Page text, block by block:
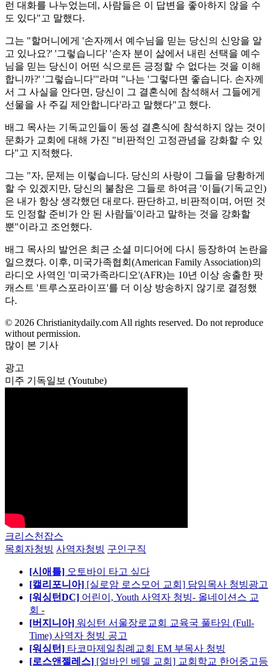
런 대화를 나누었는데, 사람들은 이 답변을 좋아하지 않을 수
도 있다"고 말했다.
그는 "할머니에게 '손자께서 예수님을 믿는 당신의 신앙을 알
고 있나요?' '그렇습니다' '손자 분이 삶에서 내린 선택을 예수
님을 믿는 당신이 어떤 식으로든 긍정할 수 없다는 것을 이해
합니까?' '그렇습니다'"라며 "나는 '그렇다면 좋습니다. 손자께
서 그 사실을 안다면, 당신이 그 결혼식에 참석해서 그들에게
선물을 사 주길 제안합니다'라고 말했다"고 했다.
배그 목사는 기독교인들이 동성 결혼식에 참석하지 않는 것이
문화가 교회에 대해 가진 "비판적인 고정관념을 강화할 수 있
다"고 지적했다.
그는 "자, 문제는 이렇습니다. 당신의 사랑이 그들을 당황하게
할 수 있겠지만, 당신의 불참은 그들로 하여금 '이들(기독교인)
은 내가 항상 생각했던 대로다. 판단하고, 비판적이며, 어떤 것
도 인정할 준비가 안 된 사람들'이라고 말하는 것을 강화할
뿐"이라고 조언했다.
배그 목사의 발언은 최근 소셜 미디어에 다시 등장하여 논란을
일으켰다. 이후, 미국가족협회(American Family Association)의
라디오 사역인 '미국가족라디오'(AFR)는 10년 이상 송출한 팟
캐스트 '트루스포라이프'를 더 이상 방송하지 않기로 결정했
다.
© 2026 Christianitydaily.com All rights reserved. Do not reproduce
without permission.
많이 본 기사
광고
미주 기독일보 (Youtube)
크리스천잡스
목회자청빙 사역자청빙 구인구직
[시애틀] 오토바이 타고 싶다
[캘리포니아] [실로암 로스모어 교회] 담임목사 청빙광고
[워싱턴DC] 어린이, Youth 사역자 청빙- 올네이션스 교
회 -
[버지니아] 워싱턴 서울장로교회 교육국 풀타임 (Full-
Time) 사역자 청빙 공고
[워싱턴] 타코마제일침례교회 EM 부목사 청빙
[로스앤젤레스] [얼바인 베델 교회] 교회학교 한어중고등